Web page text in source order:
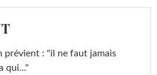
prévient : "il ne faut jamais
qui..."